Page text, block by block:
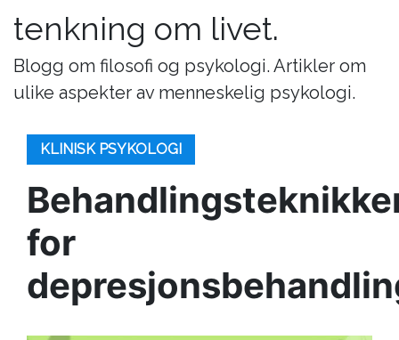
tenkning om livet.
Blogg om filosofi og psykologi. Artikler om
ulike aspekter av menneskelig psykologi.
KLINISK PSYKOLOGI
for